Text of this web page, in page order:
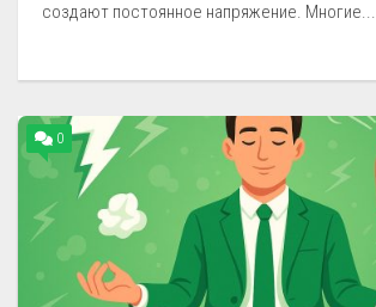
создают постоянное напряжение. Многие...
0